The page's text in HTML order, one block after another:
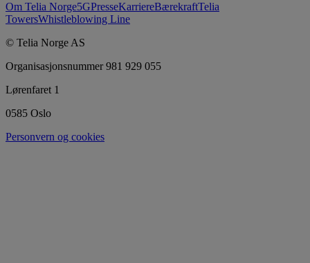
Om Telia Norge5GPresseKarriereBærekraftTelia
TowersWhistleblowing Line
© Telia Norge AS
Organisasjonsnummer 981 929 055
Lørenfaret 1
0585 Oslo
Personvern og cookies